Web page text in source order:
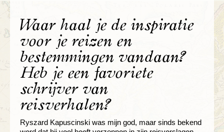
Waar haal je de inspiratie
voor je reizen en
bestemmingen vandaan?
Heb je een favoriete
schrijver van
reisverhalen?
Ryszard Kapuscinski was mijn god, maar sinds bekend